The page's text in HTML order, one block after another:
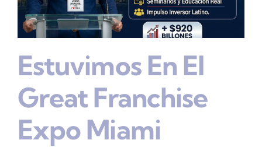
Estuvimos En El
Great Franchise
Expo Miami